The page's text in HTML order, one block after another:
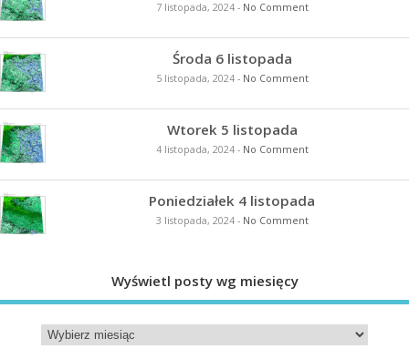
7 listopada, 2024- No Comment
Środa 6 listopada
5 listopada, 2024- No Comment
Wtorek 5 listopada
4 listopada, 2024- No Comment
Poniedziałek 4 listopada
3 listopada, 2024- No Comment
Wyświetl posty wg miesięcy